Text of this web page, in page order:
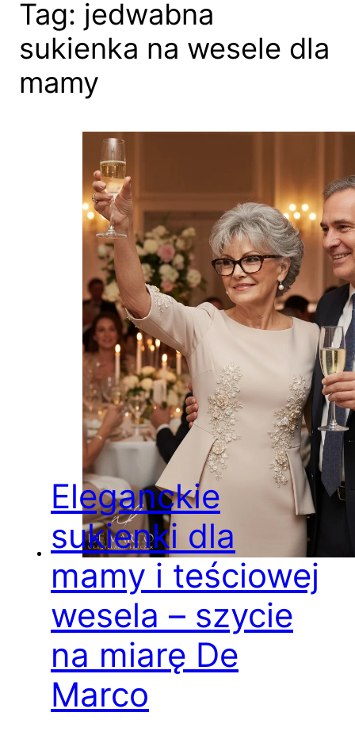
Tag: jedwabna
sukienka na wesele dla
mamy
Eleganckie
sukienki dla
mamy i teściowej
wesela – szycie
na miarę De
Marco